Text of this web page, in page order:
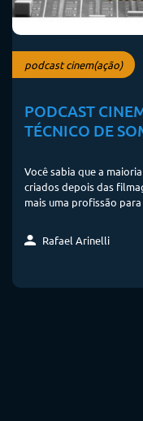
podcast cinem(ação)
PODCAST
TÉCNICO DE
Você sabia que a
criados depois das
mais uma profissão
Rafael Arinelli